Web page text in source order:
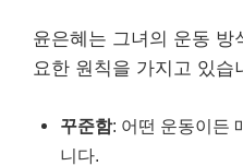
윤은혜는 그녀의 운동 방
요한 원칙을 가지고 있습
꾸준함: 어떤 운동이든
니다.